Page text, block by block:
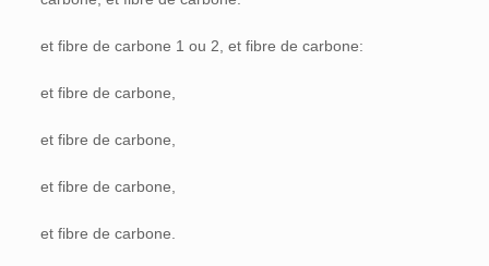
et fibre de carbone 1 ou 2, et fibre de carbone:
et fibre de carbone,
et fibre de carbone,
et fibre de carbone,
et fibre de carbone.